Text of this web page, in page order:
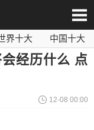
界十大
中国十大
会百科 世界最毒
经历什么 点
12-08 00:00